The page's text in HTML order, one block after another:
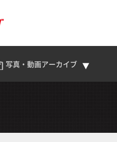
写真・動画アーカイブ